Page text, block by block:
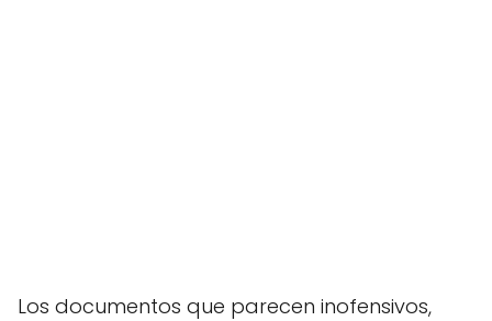
Los documentos que parecen inofensivos,